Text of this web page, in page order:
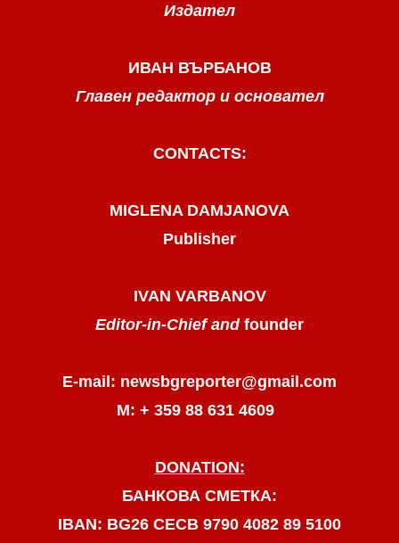
Издател
ИВАН ВЪРБАНОВ
Главен редактор и основател
CONTACTS:
MIGLENA DAMJANOVA
Publisher
IVAN VARBANOV
Editor-in-Chief and founder
E-mail: newsbgreporter@gmail.com
М: + 359 88 631 4609
DONATION:
БАНКОВА СМЕТКА:
IBAN: BG26 CECB 9790 4082 89 5100